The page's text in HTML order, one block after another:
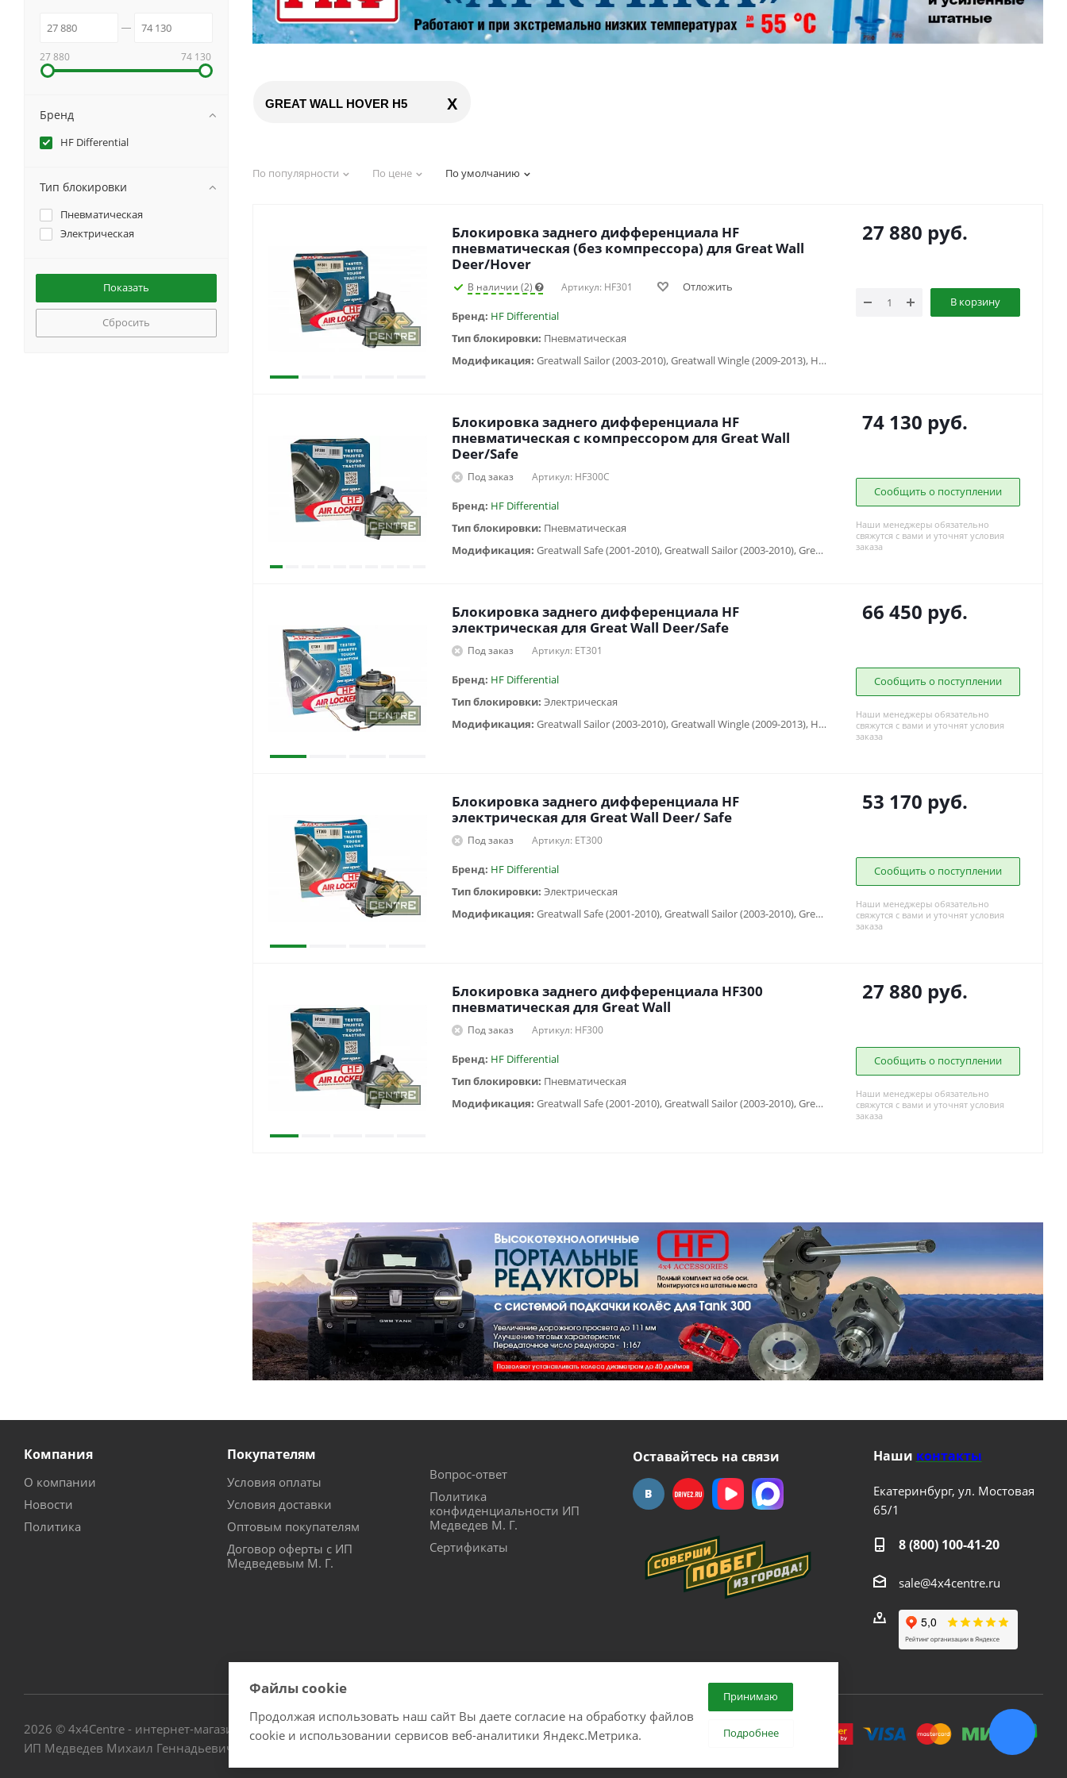
GREAT WALL HOVER H5 X
По популярности По цене По умолчанию
Блокировка заднего дифференциала HF
пневматическая (без компрессора) для Great Wall
Deer/Hover
В наличии (2) Артикул: HF301 Отложить
Бренд: HF Differential
Тип блокировки: Пневматическая
Модификация:
Greatwall Sailor (2003-2010), Greatwall Wingle (2009-2013), Hover H3 (2010-2013), Hover H5 (2010-2013)
27 880 руб.
В корзину
Блокировка заднего дифференциала HF
пневматическая с компрессором для Great Wall
Deer/Safe
Под заказ Артикул: HF300C
Бренд: HF Differential
Тип блокировки: Пневматическая
Модификация:
Greatwall Safe (2001-2010), Greatwall Sailor (2003-2010), Greatwall Wingle (2009-2013), Hover H3 (2010-2013), Hover H5 (2010-2013)
74 130 руб.
Сообщить о поступлении
Наши менеджеры обязательно
свяжутся с вами и уточнят условия
заказа
Блокировка заднего дифференциала HF
электрическая для Great Wall Deer/Safe
Под заказ Артикул: ET301
Бренд: HF Differential
Тип блокировки: Электрическая
Модификация:
Greatwall Sailor (2003-2010), Greatwall Wingle (2009-2013), Hover H3 (2010-2013), Hover H5 (2010-2013)
66 450 руб.
Сообщить о поступлении
Наши менеджеры обязательно
свяжутся с вами и уточнят условия
заказа
Блокировка заднего дифференциала HF
электрическая для Great Wall Deer/ Safe
Под заказ Артикул: ET300
Бренд: HF Differential
Тип блокировки: Электрическая
Модификация:
Greatwall Safe (2001-2010), Greatwall Sailor (2003-2010), Greatwall Wingle (2009-2013), Hover H3 (2010-2013), Hover H5 (2010-2013)
53 170 руб.
Сообщить о поступлении
Наши менеджеры обязательно
свяжутся с вами и уточнят условия
заказа
Блокировка заднего дифференциала HF300
пневматическая для Great Wall
Под заказ Артикул: HF300
Бренд: HF Differential
Тип блокировки: Пневматическая
Модификация:
Greatwall Safe (2001-2010), Greatwall Sailor (2003-2010), Greatwall Wingle (2009-2013), Hover H3 (2010-2013), Hover H5 (2010-2013)
27 880 руб.
Сообщить о поступлении
Наши менеджеры обязательно
свяжутся с вами и уточнят условия
заказа
27 880 74 130
Бренд
HF Differential
Тип блокировки
Пневматическая
Электрическая
Сбросить
Компания
О компании
Новости
Политика
Покупателям
Условия оплаты
Условия доставки
Оптовым покупателям
Договор оферты с ИП
Медведевым М. Г.
Вопрос-ответ
Политика
конфиденциальности ИП
Медведев М. Г.
Сертификаты
Оставайтесь на связи Наши контакты
Екатеринбург, ул. Мостовая
65/1
8 (800) 100-41-20
sale@4x4centre.ru
2026 © 4х4Centre - интернет-магазин внедорожного оборудования с доставкой по России. Соверши побег из города!.
ИП Медведев Михаил Геннадьевич ОГРНИП № 307667226300017
Файлы cookie
Продолжая использовать наш сайт Вы даете согласие на обработку файлов
cookie и использовании сервисов веб-аналитики Яндекс.Метрика.
Принимаю
Подробнее